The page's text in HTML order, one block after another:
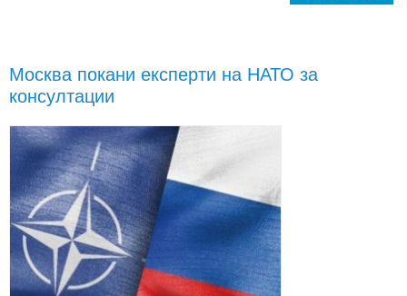
Москва покани експерти на НАТО за
консултации